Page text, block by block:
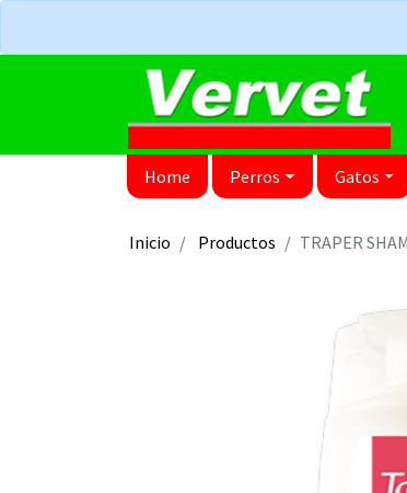
Home Perros Gatos
Inicio Productos TRAPER